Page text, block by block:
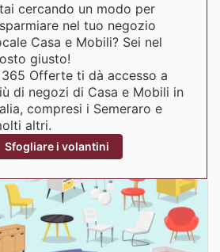
cercando un modo per
nel tuo negozio
Casa e Mobili? Sei nel
giusto!
365 Offerte ti dà accesso a
di negozi di Casa e Mobili in
compresi i Semeraro e
altri.
Sfogliare i volantini